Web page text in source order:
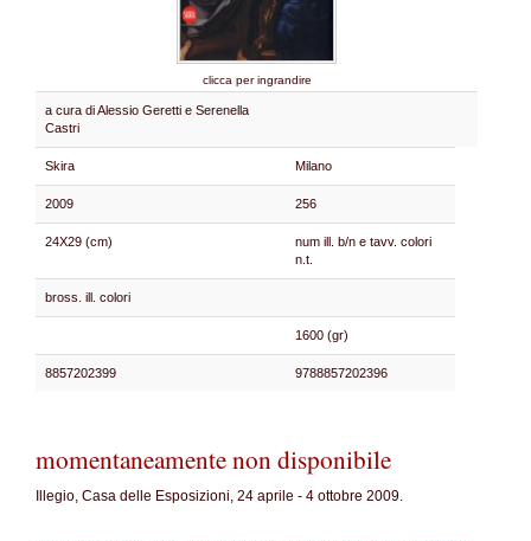
clicca per ingrandire
a cura di Alessio Geretti e Serenella
Castri
Skira Milano
2009 256
24X29 (cm)
num ill. b/n e tavv. colori
n.t.
bross. ill. colori
1600 (gr)
8857202399 9788857202396
momentaneamente non disponibile
Illegio, Casa delle Esposizioni, 24 aprile - 4 ottobre 2009.